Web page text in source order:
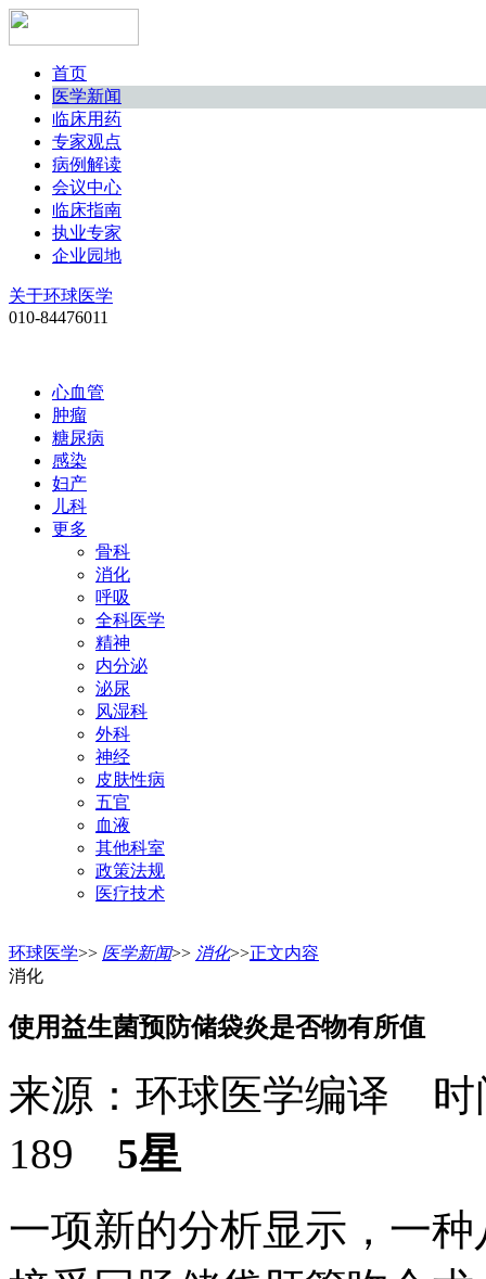
首页
医学新闻
临床用药
专家观点
病例解读
会议中心
临床指南
执业专家
企业园地
关于环球医学
010-84476011
心血管
肿瘤
糖尿病
感染
妇产
儿科
更多
骨科
消化
呼吸
全科医学
精神
内分泌
泌尿
风湿科
外科
神经
皮肤性病
五官
血液
其他科室
政策法规
医疗技术
环球医学>> 医学新闻>> 消化>>正文内容
消化
使用益生菌预防储袋炎是否物有所值
来源：环球医学编译 时
189 5星
一项新的分析显示，一